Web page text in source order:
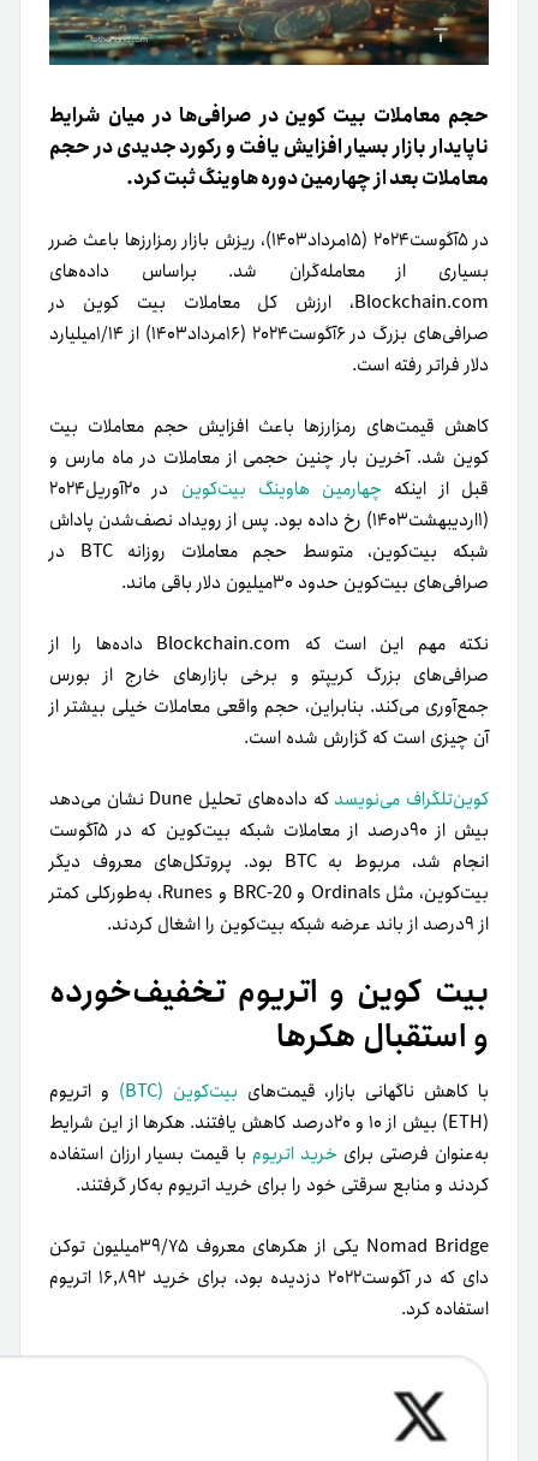
حجم معاملات بیت کوین در صرافی‌ها در میان شرایط
ناپایدار بازار بسیار افزایش یافت و رکورد جدیدی در حجم
معاملات بعد از چهارمین دوره هاوینگ ثبت کرد.
در ۵آگوست۲۰۲۴ (۱۵مرداد۱۴۰۳)، ریزش بازار رمزارزها باعث ضرر
بسیاری از معامله‌گران شد. براساس داده‌های
Blockchain.com، ارزش کل معاملات بیت کوین در
صرافی‌های بزرگ در ۶آگوست۲۰۲۴ (۱۶مرداد۱۴۰۳) از ۱/۱۴میلیارد
دلار فراتر رفته است.
کاهش قیمت‌های رمزارزها باعث افزایش حجم معاملات بیت
کوین شد. آخرین بار چنین حجمی از معاملات در ماه مارس و
قبل از اینکه چهارمین هاوینگ بیت‌کوین
در ۲۰آوریل۲۰۲۴
(۱اردیبهشت۱۴۰۳) رخ داده بود. پس از رویداد نصف‌شدن پاداش
شبکه بیت‌کوین، متوسط حجم معاملات روزانه BTC در
صرافی‌های بیت‌کوین حدود ۳۰میلیون دلار باقی ماند.
نکته مهم این است که Blockchain.com داده‌ها را از
صرافی‌های بزرگ کریپتو و برخی بازارهای خارج از بورس
جمع‌آوری می‌کند. بنابراین، حجم واقعی معاملات خیلی بیشتر از
آن چیزی است که گزارش شده است.
کوین‌تلگراف می‌نویسد
که داده‌های تحلیل Dune نشان می‌دهد
بیش از ۹۰درصد از معاملات شبکه بیت‌کوین که در ۵آگوست
انجام شد، مربوط به BTC بود. پروتکل‌های معروف دیگر
بیت‌کوین، مثل Ordinals و BRC-20 و Runes، به‌طورکلی کمتر
از ۹درصد از باند عرضه شبکه بیت‌کوین را اشغال کردند.
بیت کوین و اتریوم تخفیف‌خورده
و استقبال هکرها
با کاهش ناگهانی بازار، قیمت‌های بیت‌کوین (BTC)
و اتریوم
(ETH) بیش از ۱۰ و ۲۰درصد کاهش یافتند. هکرها از این شرایط
به‌عنوان فرصتی برای خرید اتریوم با قیمت بسیار ارزان استفاده
کردند و منابع سرقتی خود را برای خرید اتریوم به‌کار گرفتند.
Nomad Bridge یکی از هکرهای معروف ۳۹/۷۵میلیون توکن
دای که در آگوست‌۲۰۲۲ دزدیده بود، برای خرید ۱۶,۸۹۲ اتریوم
استفاده کرد.